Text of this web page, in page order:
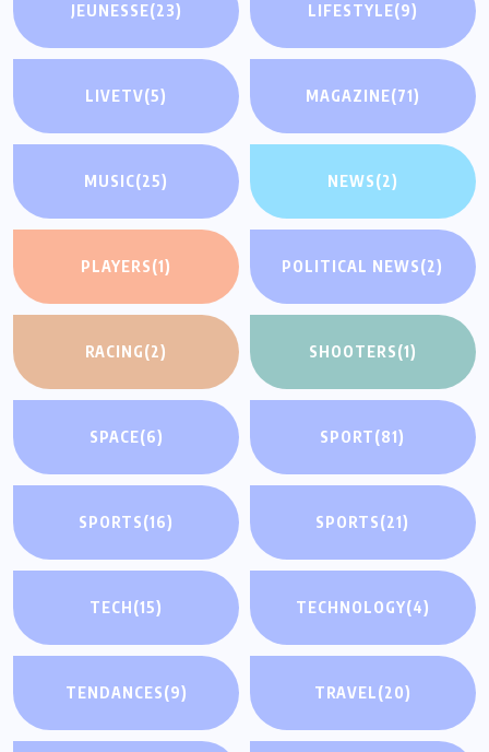
JEUNESSE(23) LIFESTYLE(9)
LIVETV(5) MAGAZINE(71)
MUSIC(25) NEWS(2)
PLAYERS(1) POLITICAL NEWS(2)
RACING(2) SHOOTERS(1)
SPACE(6) SPORT(81)
SPORTS(16) SPORTS(21)
TECH(15) TECHNOLOGY(4)
TENDANCES(9) TRAVEL(20)